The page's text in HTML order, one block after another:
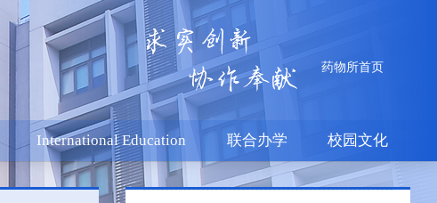
药物所首页
International Education 联合办学 校园文化